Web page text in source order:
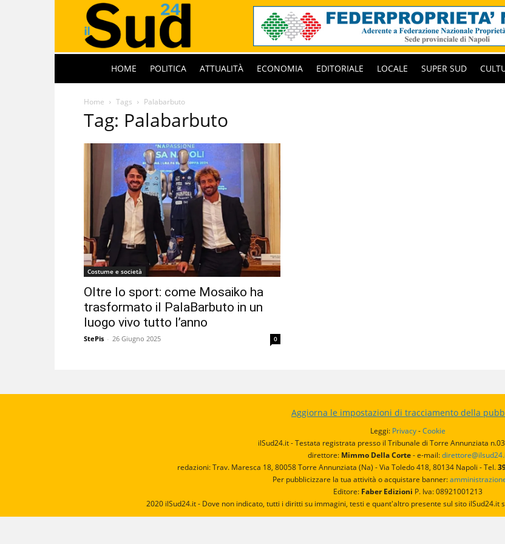
HOME POLITICA ATTUALITÀ ECONOMIA EDITORIALE LOCALE SUPER SUD
Home Tags Palabarbuto
Tag: Palabarbuto
Costume e società
Oltre lo sport: come Mosaiko ha
trasformato il PalaBarbuto in un
luogo vivo tutto l’anno
StePis - 26 Giugno 2025 0
Aggiorna le impostazioni di tracciamento della
Leggi: Privacy-Cookie
ilSud24.it - Testata registrata presso il Tribunale di Torre Annunziata
direttore:Mimmo Della Corte- e-mail:
redazioni: Trav. Maresca 18, 80058 Torre Annunziata (Na) - Via Toledo 418, 80134 Napoli - Tel.
Per pubblicizzare la tua attività o acquistare banner:
Editore: Faber Edizioni P. Iva: 08921001213
2020 ilSud24.it - Dove non indicato, tutti i diritti su immagini, testi e quant'altro presente sul sito ilSud24.it